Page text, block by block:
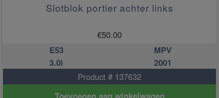
Slotblok portier achter links
€50.00
E53
MPV
3.0i
2001
Product # 137632